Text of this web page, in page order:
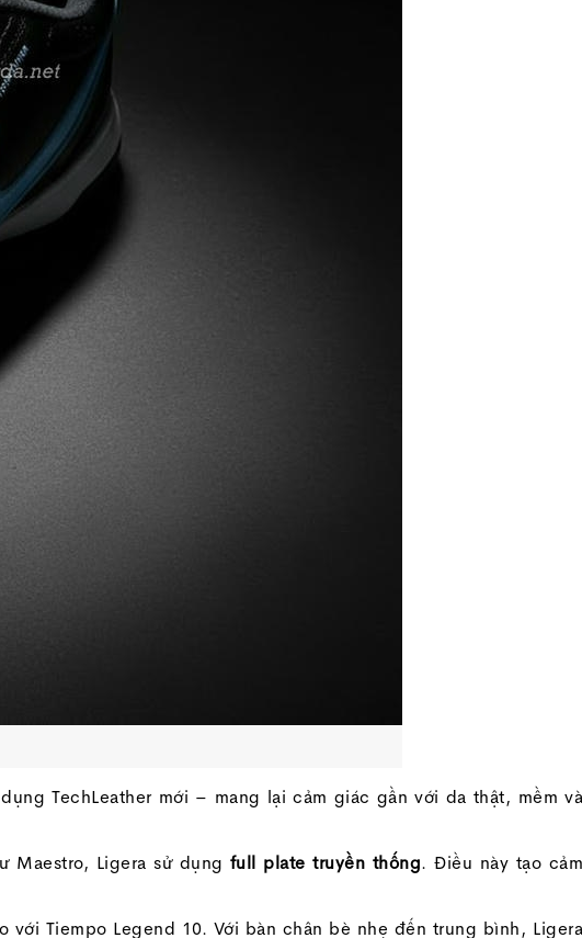
TechLeather mới – mang lại cảm giác gần với da thật, mềm
Maestro, Ligera sử dụng full plate truyền thống. Điều này tạo cảm
Tiempo Legend 10. Với bàn chân bè nhẹ đến trung bình,